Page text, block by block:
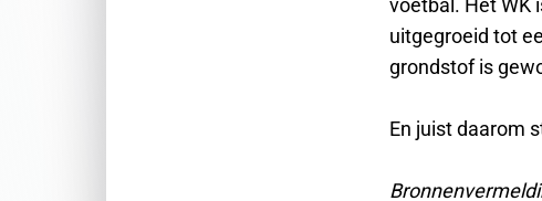
voetbal. Het WK
uitgegroeid tot
grondstof is
En juist daarom